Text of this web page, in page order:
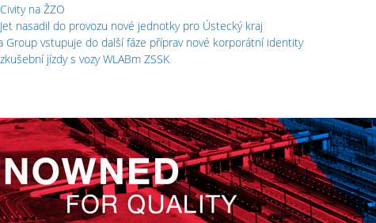
na ŽZO
nasadil do provozu nové jednotky pro Ústecký kraj
Group vstupuje do další fáze příprav nové korporátní identity
jízdy s vozy WLABm ZSSK